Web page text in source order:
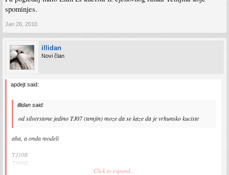
spominjes.
Jan 26, 2010
illidan
Novi član
apdejt said:
illidan said:
od silverstone jedino TJ07 (temjin) moze da se kaze da je vrhunsko kuciste
aha, a onda modeli
TJ10B
TJ09B
Click to expand...